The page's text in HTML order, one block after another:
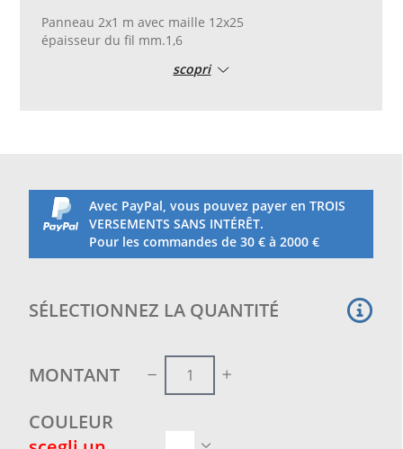
Panneau 2x1 m avec maille 12x25
épaisseur du fil mm.1,6
scopri
Avec PayPal, vous pouvez payer en TROIS
VERSEMENTS SANS INTÉRÊT.
Pour les commandes de 30 € à 2000 €
SÉLECTIONNEZ LA QUANTITÉ
MONTANT
COULEUR